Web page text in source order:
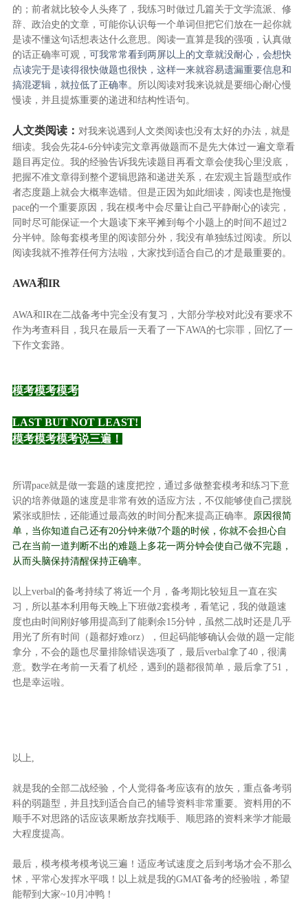
的；前者就比较令人头疼了，我练习时做过几篇关于文学流派、修
辞、政治史的文章，可能你认识每一个单词但把它们放在一起你就
是读不懂这句话想表达什么意思。阅读一直算是我的强项，认真做
的话正确率可观， 可我常常看到两屏以上的文章就没耐心，会想快
点读完于是读得很快做题也很快，这样一来就容易遗漏重要信息和
搞混逻辑，就拉低了正确率。 所以阅读对我来说就是要细心耐心慢
慢读，并且提炼重要的递进和结构性语句。
人文类阅读： 对我来说遇到人文类阅读也没有太好的办法，就是
细读。我会先花4-6分钟读完文章再做题而不是先大体过一遍文章看
题目再定位。我的经验告诉我先读题目再看文章会使我心里没底，
把握不准文章得到整个逻辑思路和递进关系，在宏观主旨题型或作
者态度题上就会大概率选错。但是正因为如此细读，阅读也是拖慢
pace的一个重要原因，我在模考中会尽量让自己平静耐心的读完，
同时尽可能保证一个大题读下来平摊到每个小题上的时间不超过2
分半钟。除每套模考里的阅读部分外，我没有单独练过阅读。所以
阅读我就不推荐任何方法啦，大家找到适合自己的才是最重要的。
AWA和IR
AWA和IR在二战备考中完全没有复习，大部分学校对此没有要求不
作为考查科目，我只在最后一天看了一下AWA的七宗罪，回忆了一
下作文套路。
模考模考模考
LAST BUT NOT LEAST!
模考模考模考说三遍！
所谓pace就是做一套题的速度把控，通过多做整套模考和练习下意
识的培养做题的速度是非常有效的适应方法，不仅能够使自己摆脱
紧张或胆怯，还能通过最高效的时间分配来提高正确率。
原因很简
单，当你知道自己还有20分钟来做7个题的时候，你就不会担心自
己在当前一道判断不出的难题上多花一两分钟会使自己做不完题，
从而头脑保持清醒保持正确率。
以上verbal的备考持续了将近一个月，备考期比较短且一直在实
习，所以基本利用每天晚上下班做2套模考，看笔记，我的做题速
度也由时间刚好够用提高到了能剩余15分钟，虽然二战时还是几乎
用光了所有时间（题都好难orz），但起码能够确认会做的题一定能
拿分，不会的题也尽量排除错误选项了，最后verbal拿了40，很满
意。数学在考前一天看了机经，遇到的题都很简单，最后拿了51，
也是幸运啦。
以上,
就是我的全部二战经验，个人觉得备考应该有的放矢，重点备考弱
科的弱题型，并且找到适合自己的辅导资料非常重要。资料用的不
顺手不对思路的话应该果断放弃找顺手、顺思路的资料来学才能最
大程度提高。
最后，模考模考模考说三遍！适应考试速度之后到考场才会不那么
怵，平常心发挥水平哦！以上就是我的GMAT备考的经验啦，希望
能帮到大家~10月冲鸭！